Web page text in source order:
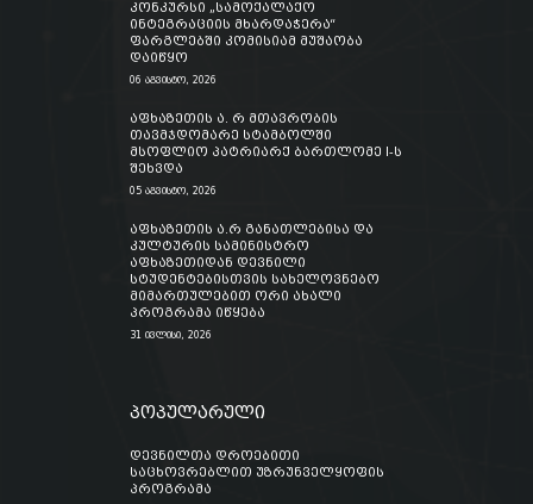
კონკურსი „სამოქალაქო
ინტეგრაციის მხარდაჭერა“
ფარგლებში კომისიამ მუშაობა
დაიწყო
06 აგვისტო, 2026
აფხაზეთის ა. რ მთავრობის
თავმჯდომარე სტამბოლში
მსოფლიო პატრიარქ ბართლომე I-ს
შეხვდა
05 აგვისტო, 2026
აფხაზეთის ა.რ განათლებისა და
კულტურის სამინისტრო
აფხაზეთიდან დევნილი
სტუდენტებისთვის სახელოვნებო
მიმართულებით ორი ახალი
პროგრამა იწყება
31 ივლისი, 2026
პოპულარული
დევნილთა დროებითი
საცხოვრებლით უზრუნველყოფის
პროგრამა